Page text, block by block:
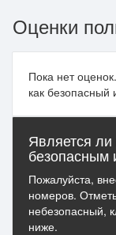
Оценки
Пока нет
как
Является
безопасным
Пожалуйста,
номеров.
небезопасный,
ниже.